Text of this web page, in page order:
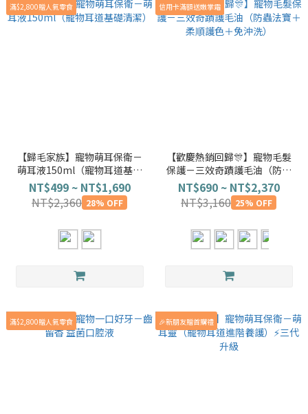
滿$2,800贈人氣零食
【歸毛家族】寵物萌耳保衛－
萌耳液150ml（寵物耳道基礎
清潔）
NT$499 ~ NT$1,690
NT$2,360 28% OFF
信用卡滿額送嫩掌霜
【歡慶熱銷回歸🎊】寵物毛髮
保護－三效奇蹟護毛油（防蟲
法寶＋柔順護色＋免沖洗）
NT$690 ~ NT$2,370
NT$3,160 25% OFF
滿$2,800贈人氣零食 🎉新朋友贈首購禮